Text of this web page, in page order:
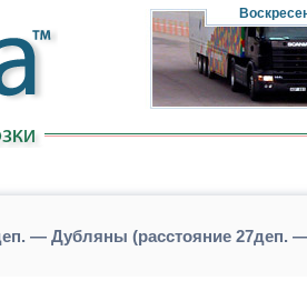
— Дубляны (расстояние 27деп.